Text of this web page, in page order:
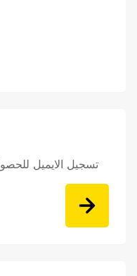
تسجيل الايميل